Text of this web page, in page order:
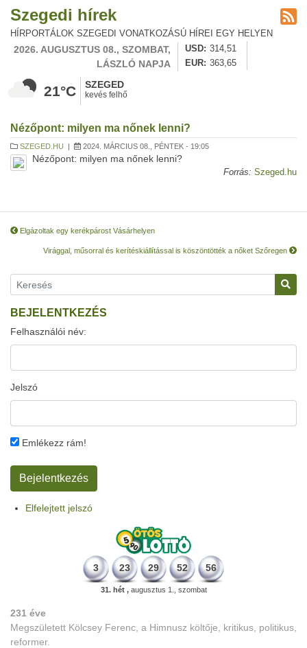
Szegedi hírek
HÍRPORTÁLOK SZEGEDI VONATKOZÁSÚ HÍREI EGY HELYEN
2026. AUGUSZTUS 08., SZOMBAT,
LÁSZLÓ NAPJA
USD
314,51
EUR
363,65
21°C SZEGED
kevés felhő
Nézőpont: milyen ma nőnek lenni?
SZEGED.HU | 2024. MÁRCIUS 08., PÉNTEK - 19:05
Nézőpont: milyen ma nőnek lenni?
Forrás: Szeged.hu
Elgázoltak egy kerékpárost Vásárhelyen
Virággal, műsorral és kerítéskiállítással is köszöntötték a nőket Szőregen
BEJELENTKEZÉS
Felhasználói név:
Jelszó
Emlékezz rám!
Elfelejtett jelszó
3 23 29 52 56
31. hét ,augusztus 1., szombat
231 éve
Megszületett Kölcsey Ferenc, a Himnusz költője, kritikus, politikus,
reformer.